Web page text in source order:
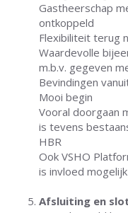
Gastheerschap
ontkoppeld
Flexibiliteit terug
Waardevolle
m.b.v. gegeven
Bevindingen
Mooi begin
Vooral doorgaan
is tevens
HBR
Ook VSHO
is invloed mogelijk
Afsluiting en